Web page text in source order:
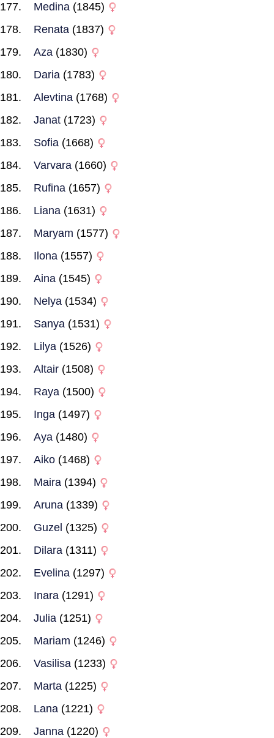
Medina (1845)
Renata (1837)
Aza (1830)
Daria (1783)
Alevtina (1768)
Janat (1723)
Sofia (1668)
Varvara (1660)
Rufina (1657)
Liana (1631)
Maryam (1577)
Ilona (1557)
Aina (1545)
Nelya (1534)
Sanya (1531)
Lilya (1526)
Altair (1508)
Raya (1500)
Inga (1497)
Aya (1480)
Aiko (1468)
Maira (1394)
Aruna (1339)
Guzel (1325)
Dilara (1311)
Evelina (1297)
Inara (1291)
Julia (1251)
Mariam (1246)
Vasilisa (1233)
Marta (1225)
Lana (1221)
Janna (1220)